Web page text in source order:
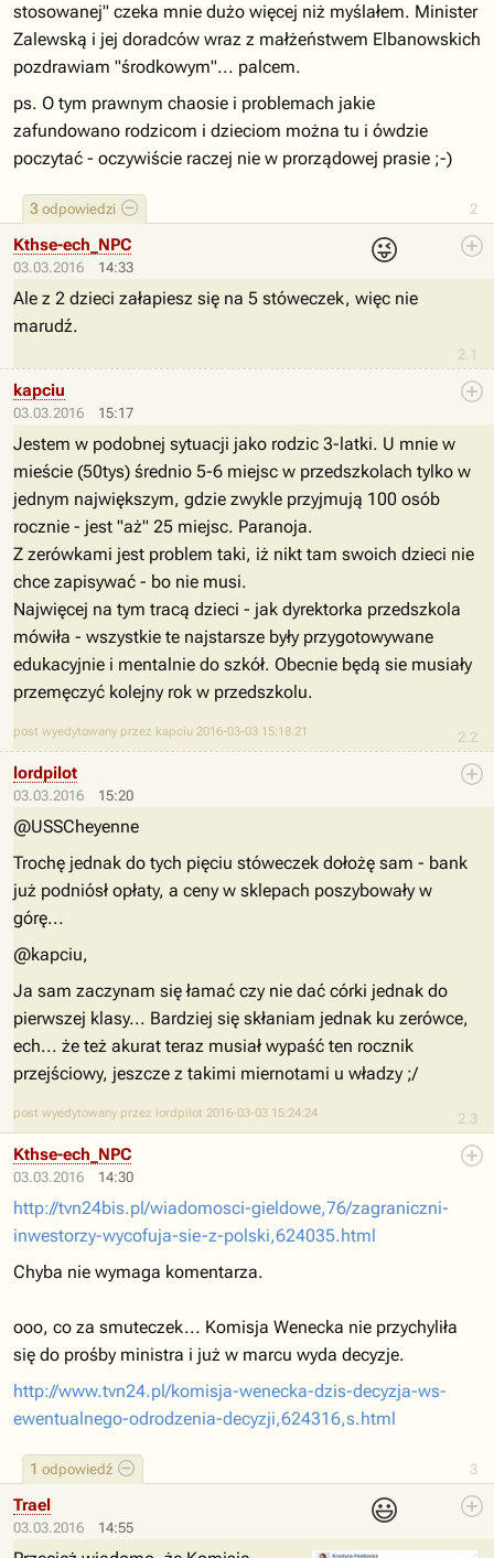
2
3 odpowiedzi
stosowanej" czeka mnie dużo więcej niż myślałem. Minister
Zalewską i jej doradców wraz z małżeństwem Elbanowskich
pozdrawiam "środkowym"... palcem.
ps. O tym prawnym chaosie i problemach jakie
zafundowano rodzicom i dzieciom można tu i ówdzie
poczytać - oczywiście raczej nie w prorządowej prasie ;-)
03.03.2016 14:33
😜
2.1
Kthse-ech_NPC
Ale z 2 dzieci załapiesz się na 5 stóweczek, więc nie
marudź.
03.03.2016 15:17
2.2
kapciu
Jestem w podobnej sytuacji jako rodzic 3-latki. U mnie w
mieście (50tys) średnio 5-6 miejsc w przedszkolach tylko w
jednym największym, gdzie zwykle przyjmują 100 osób
rocznie - jest "aż" 25 miejsc. Paranoja.
Z zerówkami jest problem taki, iż nikt tam swoich dzieci nie
chce zapisywać - bo nie musi.
Najwięcej na tym tracą dzieci - jak dyrektorka przedszkola
mówiła - wszystkie te najstarsze były przygotowywane
edukacyjnie i mentalnie do szkół. Obecnie będą sie musiały
przemęczyć kolejny rok w przedszkolu.
post wyedytowany przez kapciu 2016-03-03 15:18:21
03.03.2016 15:20
2.3
lordpilot
@USSCheyenne
Trochę jednak do tych pięciu stóweczek dołożę sam - bank
już podniósł opłaty, a ceny w sklepach poszybowały w
górę...
@kapciu,
Ja sam zaczynam się łamać czy nie dać córki jednak do
pierwszej klasy... Bardziej się skłaniam jednak ku zerówce,
ech... że też akurat teraz musiał wypaść ten rocznik
przejściowy, jeszcze z takimi miernotami u władzy ;/
post wyedytowany przez lordpilot 2016-03-03 15:24:24
03.03.2016 14:30
3
1 odpowiedź
Kthse-ech_NPC
http://tvn24bis.pl/wiadomosci-gieldowe,76/zagraniczni-
inwestorzy-wycofuja-sie-z-polski,624035.html
Chyba nie wymaga komentarza.
ooo, co za smuteczek... Komisja Wenecka nie przychyliła
się do prośby ministra i już w marcu wyda decyzje.
http://www.tvn24.pl/komisja-wenecka-dzis-decyzja-ws-
ewentualnego-odrodzenia-decyzji,624316,s.html
03.03.2016 14:55
😃
Trael